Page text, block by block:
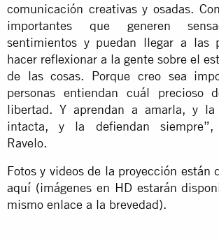
comunicación creativas y osadas.
importantes que generen
sentimientos y puedan llegar a las
hacer reflexionar a la gente sobre el
de las cosas. Porque creo sea
personas entiendan cuál precioso
libertad. Y aprendan a amarla, y la
intacta, y la defiendan
Ravelo.
Fotos y videos de la proyección están
aquí (imágenes en HD estarán
mismo enlace a la brevedad).